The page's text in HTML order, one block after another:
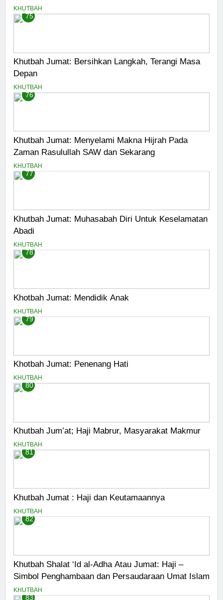
KHUTBAH
75
Khutbah Jumat: Bersihkan Langkah, Terangi Masa
Depan
KHUTBAH
76
Khutbah Jumat: Menyelami Makna Hijrah Pada
Zaman Rasulullah SAW dan Sekarang
KHUTBAH
77
Khutbah Jumat: Muhasabah Diri Untuk Keselamatan
Abadi
KHUTBAH
78
Khotbah Jumat: Mendidik Anak
KHUTBAH
79
Khotbah Jumat: Penenang Hati
KHUTBAH
80
Khutbah Jum’at; Haji Mabrur, Masyarakat Makmur
KHUTBAH
81
Khutbah Jumat : Haji dan Keutamaannya
KHUTBAH
82
Khutbah Shalat ‘Id al-Adha Atau Jumat: Haji –
Simbol Penghambaan dan Persaudaraan Umat Islam
KHUTBAH
83